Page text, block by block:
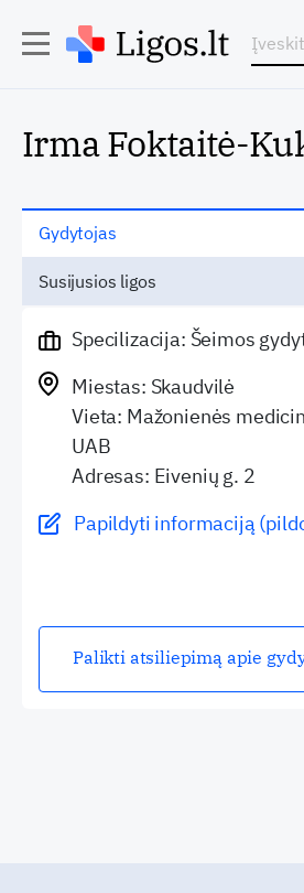
Irma Foktaitė-
Gydytojas
Susijusios ligos
Specilizacija: Šeimos
Miestas: Skaudvilė
Vieta: Mažonienės
UAB
Adresas: Eivenių g. 2
Papildyti informaciją
Palikti atsiliepimą apie